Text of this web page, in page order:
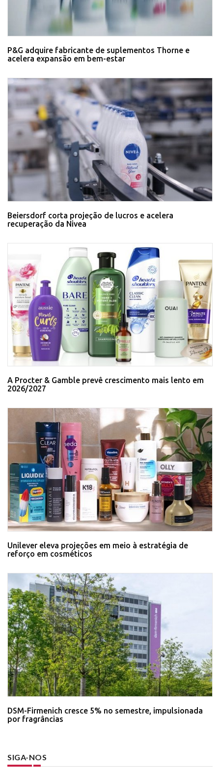
P&G adquire fabricante de suplementos Thorne e
acelera expansão em bem-estar
Beiersdorf corta projeção de lucros e acelera
recuperação da Nivea
A Procter & Gamble prevê crescimento mais lento em
2026/2027
Unilever eleva projeções em meio à estratégia de
reforço em cosméticos
DSM-Firmenich cresce 5% no semestre, impulsionada
por fragrâncias
SIGA-NOS